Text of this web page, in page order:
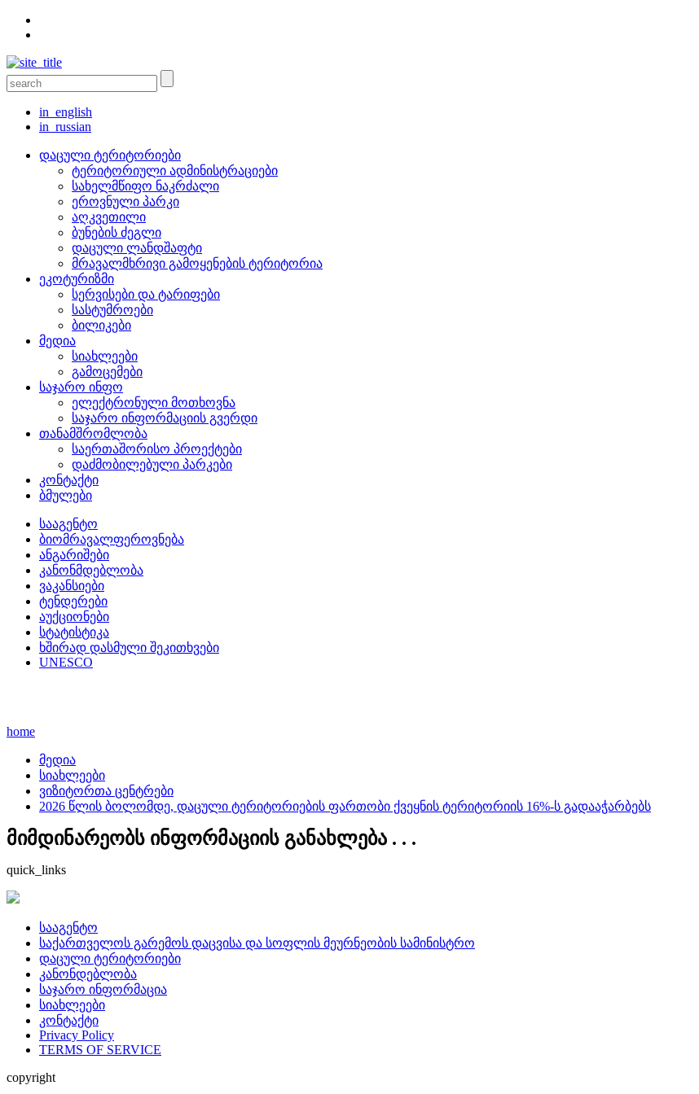
in_english
in_russian
დაცული ტერიტორიები
ტერიტორიული ადმინისტრაციები
სახელმწიფო ნაკრძალი
ეროვნული პარკი
აღკვეთილი
ბუნების ძეგლი
დაცული ლანდშაფტი
მრავალმხრივი გამოყენების ტერიტორია
ეკოტურიზმი
სერვისები და ტარიფები
სასტუმროები
ბილიკები
მედია
სიახლეები
გამოცემები
საჯარო ინფო
ელექტრონული მოთხოვნა
საჯარო ინფორმაციის გვერდი
თანამშრომლობა
საერთაშორისო პროექტები
დაძმობილებული პარკები
კონტაქტი
ბმულები
სააგენტო
ბიომრავალფეროვნება
ანგარიშები
კანონმდებლობა
ვაკანსიები
ტენდერები
აუქციონები
სტატისტიკა
ხშირად დასმული შეკითხვები
UNESCO
home
მედია
სიახლეები
ვიზიტორთა ცენტრები
2026 წლის ბოლომდე, დაცული ტერიტორიების ფართობი ქვეყნის ტერიტორიის 16%-ს გადააჭარბებს
მიმდინარეობს ინფორმაციის განახლება . . .
quick_links
სააგენტო
საქართველოს გარემოს დაცვისა და სოფლის მეურნეობის სამინისტრო
დაცული ტერიტორიები
კანონდებლობა
საჯარო ინფორმაცია
სიახლეები
კონტაქტი
Privacy Policy
TERMS OF SERVICE
copyright